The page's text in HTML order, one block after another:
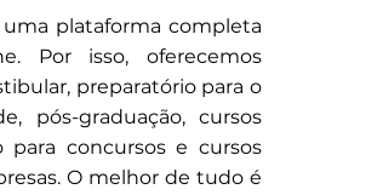
plataforma completa
Por isso, oferecemos
preparatório para o
pós-graduação, cursos
para concursos e cursos
O melhor de tudo é